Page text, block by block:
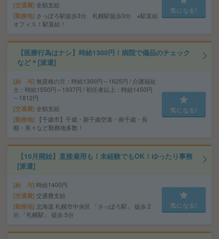
交通費 全額支給
勤務地 さっぽろ駅徒歩3分、札幌駅徒歩3分 ※駅直結
オフィス！駅直結！
気になる!
【医療行為はナシ】時給1300円！病院で備品のチェック
など＊[派遣]
給 与 無資格の方：時給1300円～1625円 / 介護福祉
士：時給1550円～1937円 / 初任者以上：時給1450円
～1812円
交通費 全額支給
勤務地
【千歳市】千歳・新千歳空港・南千歳・長
都・美々など勤務地多数！
気になる!
【10月開始】直接雇用も！未経験でもOK！ゆったり事務
[派遣]
給 与 時給1400円
交通費 交通費支給
勤務地 北海道 札幌市中央区 「さっぽろ駅」 徒歩 2
分,「札幌駅」 徒歩 5分
気になる!